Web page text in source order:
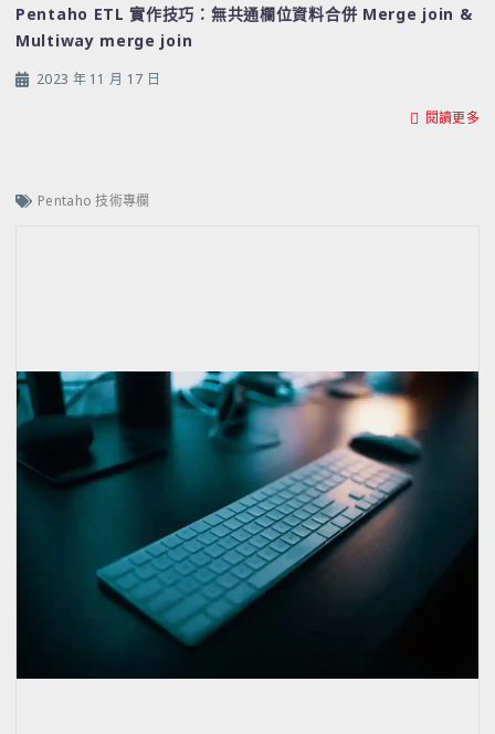
Pentaho ETL 實作技巧：無共通欄位資料合併 Merge join &
Multiway merge join
2023 年 11 月 17 日
閱讀更多
Pentaho 技術專欄